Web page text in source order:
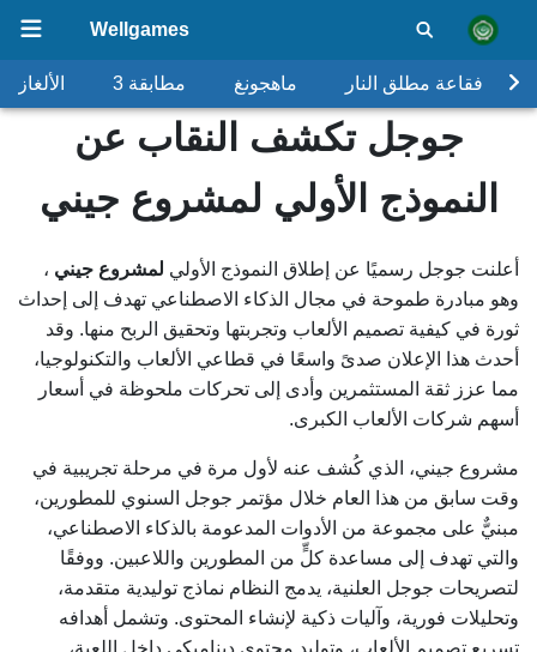
Wellgames
الألغاز مطابقة 3 ماهجونغ فقاعة مطلق النار
جوجل تكشف النقاب عن
النموذج الأولي لمشروع جيني
أعلنت جوجل رسميًا عن إطلاق النموذج الأولي لمشروع جيني ،
وهو مبادرة طموحة في مجال الذكاء الاصطناعي تهدف إلى إحداث
ثورة في كيفية تصميم الألعاب وتجربتها وتحقيق الربح منها. وقد
أحدث هذا الإعلان صدىً واسعًا في قطاعي الألعاب والتكنولوجيا،
مما عزز ثقة المستثمرين وأدى إلى تحركات ملحوظة في أسعار
أسهم شركات الألعاب الكبرى.
مشروع جيني، الذي كُشف عنه لأول مرة في مرحلة تجريبية في
وقت سابق من هذا العام خلال مؤتمر جوجل السنوي للمطورين،
مبنيٌّ على مجموعة من الأدوات المدعومة بالذكاء الاصطناعي،
والتي تهدف إلى مساعدة كلٍّ من المطورين واللاعبين. ووفقًا
لتصريحات جوجل العلنية، يدمج النظام نماذج توليدية متقدمة،
وتحليلات فورية، وآليات ذكية لإنشاء المحتوى. وتشمل أهدافه
تسريع تصميم الألعاب، وتوليد محتوى ديناميكي داخل اللعبة،